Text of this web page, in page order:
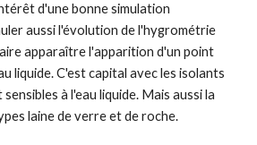
d'une bonne simulation
aussi l'évolution de l'hygrométrie
apparaître l'apparition d'un point
liquide. C'est capital avec les isolants
à l'eau liquide. Mais aussi la
laine de verre et de roche.